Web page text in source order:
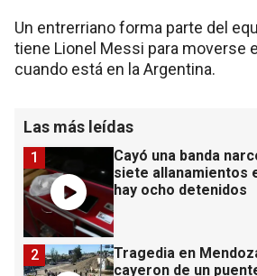
Un entrerriano forma parte del
tiene Lionel Messi para moverse
cuando está en la Argentina.
Las más leídas
Cayó una banda
siete allanamientos
hay ocho detenidos
1
Tragedia en
cayeron de un
2